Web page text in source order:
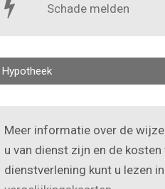
Schade melden
Hypotheek
Meer informatie over de
u van dienst zijn en de kosten
dienstverlening kunt u lezen